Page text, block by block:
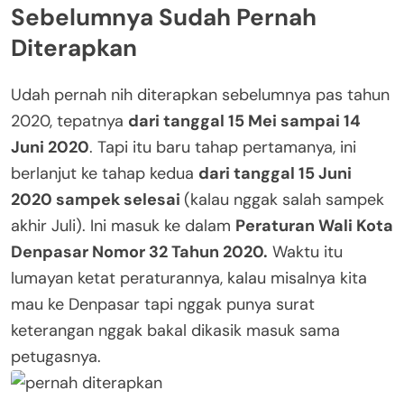
Sebelumnya Sudah Pernah
Diterapkan
Udah pernah nih diterapkan sebelumnya pas tahun
2020, tepatnya dari tanggal 15 Mei sampai 14
Juni 2020. Tapi itu baru tahap pertamanya, ini
berlanjut ke tahap kedua dari tanggal 15 Juni
2020 sampek selesai (kalau nggak salah sampek
akhir Juli). Ini masuk ke dalam Peraturan Wali Kota
Denpasar Nomor 32 Tahun 2020. Waktu itu
lumayan ketat peraturannya, kalau misalnya kita
mau ke Denpasar tapi nggak punya surat
keterangan nggak bakal dikasik masuk sama
petugasnya.